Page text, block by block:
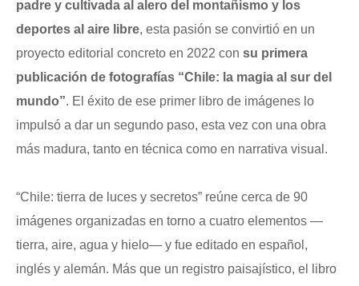
padre y cultivada al alero del montañismo y los
deportes al aire libre, esta pasión se convirtió en un
proyecto editorial concreto en 2022 con su primera
publicación de fotografías “Chile: la magia al sur del
mundo”. El éxito de ese primer libro de imágenes lo
impulsó a dar un segundo paso, esta vez con una obra
más madura, tanto en técnica como en narrativa visual.
“Chile: tierra de luces y secretos” reúne cerca de 90
imágenes organizadas en torno a cuatro elementos —
tierra, aire, agua y hielo— y fue editado en español,
inglés y alemán. Más que un registro paisajístico, el libro